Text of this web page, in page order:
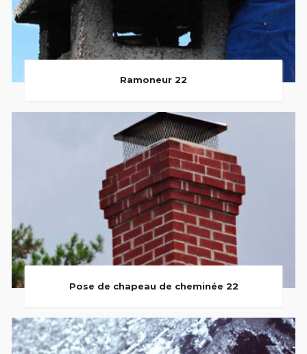
Ramoneur 22
Pose de chapeau de cheminée 22